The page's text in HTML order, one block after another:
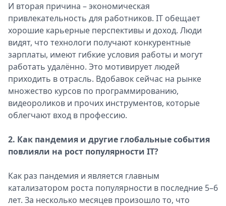
И вторая причина – экономическая
привлекательность для работников. IT обещает
хорошие карьерные перспективы и доход. Люди
видят, что технологи получают конкурентные
зарплаты, имеют гибкие условия работы и могут
работать удалённо. Это мотивирует людей
приходить в отрасль. Вдобавок сейчас на рынке
множество курсов по программированию,
видеороликов и прочих инструментов, которые
облегчают вход в профессию.
2. Как пандемия и другие глобальные события
повлияли на рост популярности IT?
Как раз пандемия и является главным
катализатором роста популярности в последние 5–6
лет. За несколько месяцев произошло то, что